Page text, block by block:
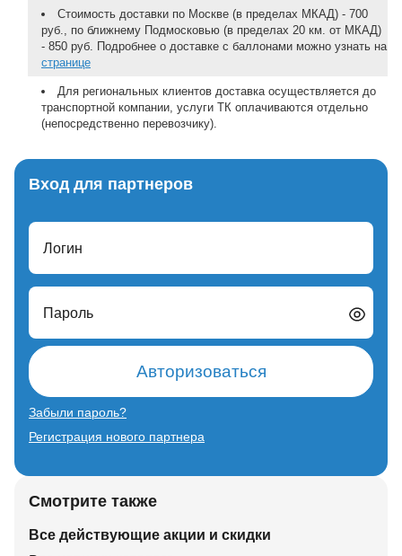
Стоимость доставки по Москве (в пределах МКАД) - 700
руб., по ближнему Подмосковью (в пределах 20 км. от МКАД)
- 850 руб. Подробнее о доставке с баллонами можно узнать на
странице
Для региональных клиентов доставка осуществляется до
транспортной компании, услуги ТК оплачиваются отдельно
(непосредственно перевозчику).
Вход для партнеров
Логин
Пароль
Авторизоваться
Забыли пароль?
Регистрация нового партнера
Смотрите также
Все действующие акции и скидки